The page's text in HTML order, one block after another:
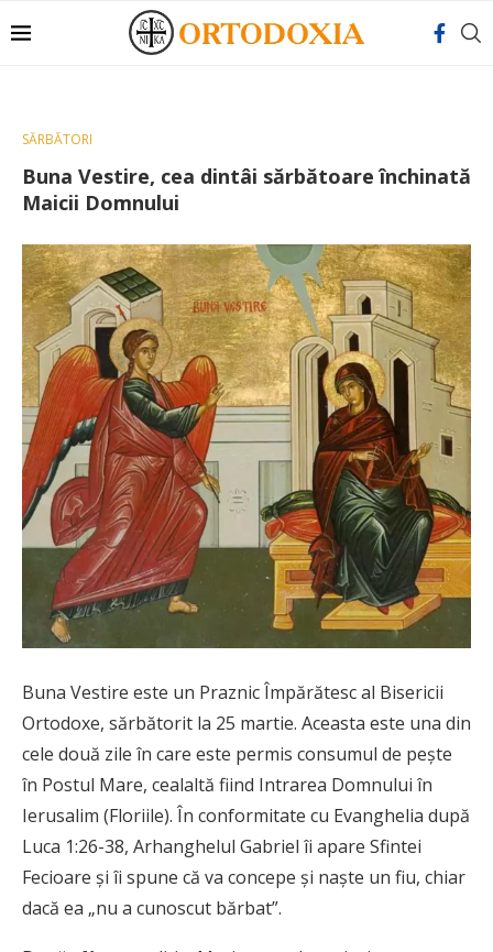
SĂRBĂTORI
Buna Vestire, cea dintâi sărbătoare închinată
Maicii Domnului
Buna Vestire este un Praznic Împărătesc al Bisericii
Ortodoxe, sărbătorit la 25 martie. Aceasta este una din
cele două zile în care este permis consumul de pește
în Postul Mare, cealaltă fiind Intrarea Domnului în
Ierusalim (Floriile). În conformitate cu Evanghelia după
Luca 1:26-38, Arhanghelul Gabriel îi apare Sfintei
Fecioare și îi spune că va concepe și naște un fiu, chiar
dacă ea „nu a cunoscut bărbat”.